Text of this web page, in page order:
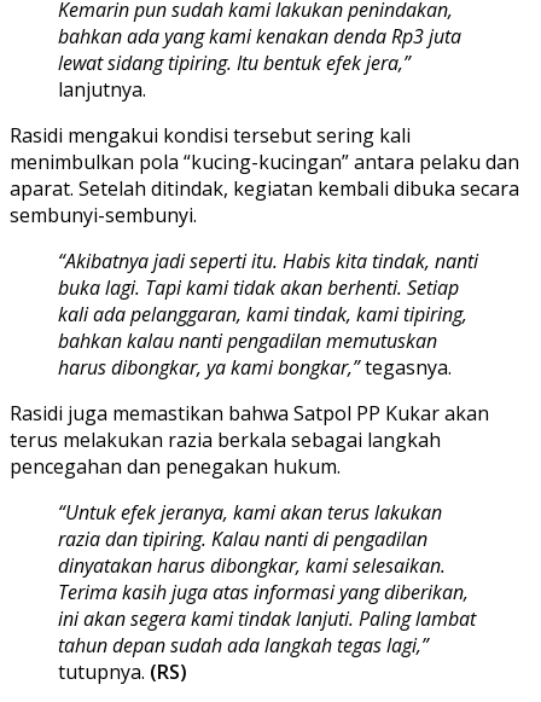
Kemarin pun sudah kami lakukan penindakan,
bahkan ada yang kami kenakan denda Rp3 juta
lewat sidang tipiring. Itu bentuk efek jera,”
lanjutnya.
Rasidi mengakui kondisi tersebut sering kali
menimbulkan pola “kucing-kucingan” antara pelaku dan
aparat. Setelah ditindak, kegiatan kembali dibuka secara
sembunyi-sembunyi.
“Akibatnya jadi seperti itu. Habis kita tindak, nanti
buka lagi. Tapi kami tidak akan berhenti. Setiap
kali ada pelanggaran, kami tindak, kami tipiring,
bahkan kalau nanti pengadilan memutuskan
harus dibongkar, ya kami bongkar,”tegasnya.
Rasidi juga memastikan bahwa Satpol PP Kukar akan
terus melakukan razia berkala sebagai langkah
pencegahan dan penegakan hukum.
“Untuk efek jeranya, kami akan terus lakukan
razia dan tipiring. Kalau nanti di pengadilan
dinyatakan harus dibongkar, kami selesaikan.
Terima kasih juga atas informasi yang diberikan,
ini akan segera kami tindak lanjuti. Paling lambat
tahun depan sudah ada langkah tegas lagi,”
tutupnya. (RS)